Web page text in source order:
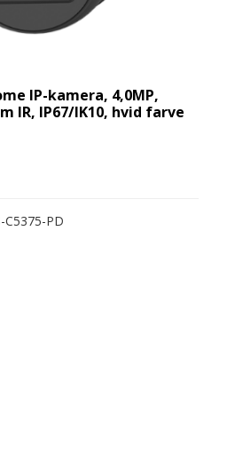
IP-kamera, 4,0MP,
IR, IP67/IK10, hvid farve
PD